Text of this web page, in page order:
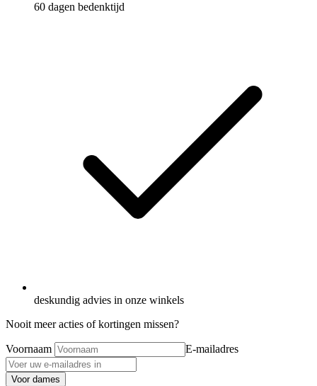
60 dagen bedenktijd
deskundig advies in onze winkels
Nooit meer acties of kortingen missen?
Voornaam E-mailadres
Voor dames